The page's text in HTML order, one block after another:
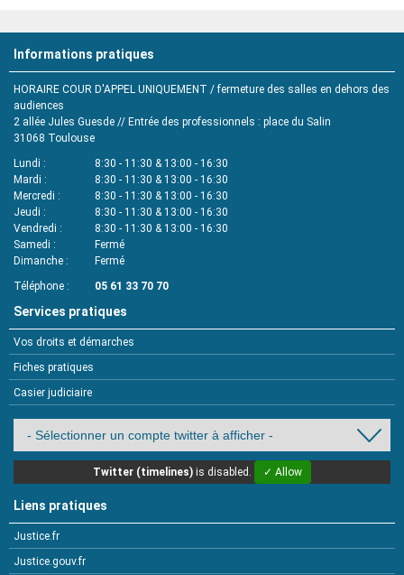
Informations pratiques
HORAIRE COUR D'APPEL UNIQUEMENT / fermeture des salles en dehors des
audiences
2 allée Jules Guesde // Entrée des professionnels : place du Salin
31068 Toulouse
Lundi
8:30 - 11:30 & 13:00 - 16:30
Mardi
8:30 - 11:30 & 13:00 - 16:30
Mercredi
8:30 - 11:30 & 13:00 - 16:30
Jeudi
8:30 - 11:30 & 13:00 - 16:30
Vendredi
8:30 - 11:30 & 13:00 - 16:30
Samedi
Fermé
Dimanche
Fermé
Téléphone
05 61 33 70 70
Services pratiques
Vos droits et démarches
Fiches pratiques
Casier judiciaire
Twitter (timelines) is disabled. ✓ Allow
Liens pratiques
Justice.fr
Justice.gouv.fr